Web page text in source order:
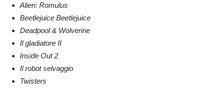
Alien: Romulus
Beetlejuice Beetlejuice
Deadpool & Wolverine
Il gladiatore II
Inside Out 2
Il robot selvaggio
Twisters